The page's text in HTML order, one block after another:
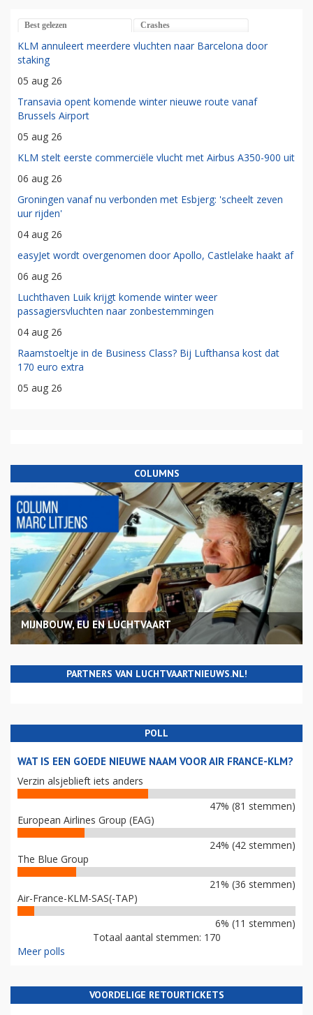
Best gelezen Crashes
KLM annuleert meerdere vluchten naar Barcelona door
staking
05 aug 26
Transavia opent komende winter nieuwe route vanaf
Brussels Airport
05 aug 26
KLM stelt eerste commerciële vlucht met Airbus A350-900 uit
06 aug 26
Groningen vanaf nu verbonden met Esbjerg: 'scheelt zeven
uur rijden'
04 aug 26
easyJet wordt overgenomen door Apollo, Castlelake haakt af
06 aug 26
Luchthaven Luik krijgt komende winter weer
passagiersvluchten naar zonbestemmingen
04 aug 26
Raamstoeltje in de Business Class? Bij Lufthansa kost dat
170 euro extra
05 aug 26
COLUMNS
MIJNBOUW, EU EN LUCHTVAART
PARTNERS VAN LUCHTVAARTNIEUWS.NL!
POLL
WAT IS EEN GOEDE NIEUWE NAAM VOOR AIR FRANCE-KLM?
Verzin alsjeblieft iets anders
47% (81 stemmen)
European Airlines Group (EAG)
24% (42 stemmen)
The Blue Group
21% (36 stemmen)
Air-France-KLM-SAS(-TAP)
6% (11 stemmen)
Totaal aantal stemmen: 170
Meer polls
VOORDELIGE RETOURTICKETS